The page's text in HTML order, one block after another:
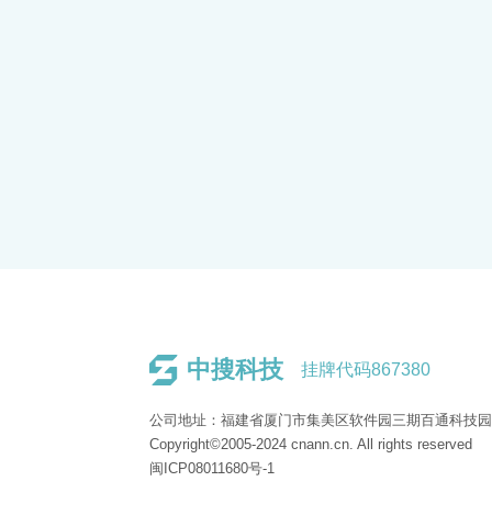
中搜科技 挂牌代码867380
公司地址：福建省厦门市集美区软件园三期百通科技
Copyright©2005-2024 cnann.cn. All rights reserved
闽ICP08011680号-1